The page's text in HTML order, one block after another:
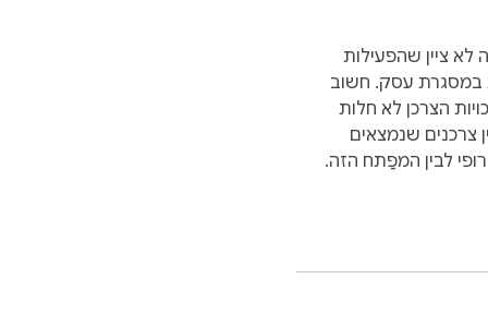
ציין שהפעילות
במסגרת עסק. חשוב
הצרכן לא חלות
צרכנים שנמצאים
לבין המפַתח הזה.